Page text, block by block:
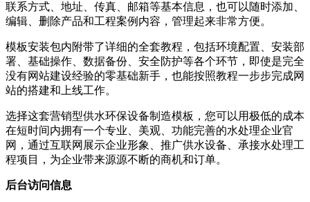
联系方式、地址、传真、邮箱等基本信息，也可以随时添加、
编辑、删除产品和工程案例内容，管理起来非常方便。
模板安装包内附带了详细的全套教程，包括环境配置、安装部
署、基础操作、数据备份、安全防护等各个环节，即使是完全
没有网站建设经验的零基础新手，也能按照教程一步步完成网
站的搭建和上线工作。
选择这套营销型供水环保设备制造模板，您可以用极低的成本
在短时间内拥有一个专业、美观、功能完善的水处理企业官
网，通过互联网展示企业形象、推广供水设备、承接水处理工
程项目，为企业带来源源不断的商机和订单。
后台访问信息